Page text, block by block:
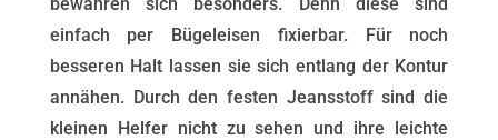
einfach per Bügeleisen fixierbar. Für noch
besseren Halt lassen sie sich entlang der Kontur
annähen. Durch den festen Jeansstoff sind die
kleinen Helfer nicht zu sehen und ihre leichte